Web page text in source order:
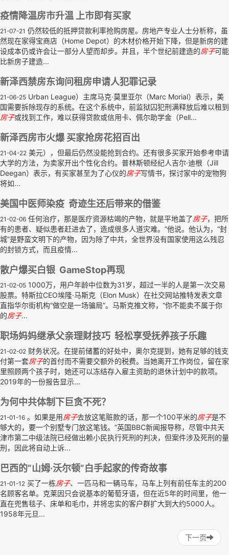
疫情降温房市升温 上市即有买家
21-07-21 仍然较低的抵押贷款利率抢购房屋。房地产专业人士分析称，虽
然现在家得宝商店（Home Depot）的木材价格开始下降，但是新房的建
设成本仍或许会让一部分人望而却步。并且，半个世纪前建造的房子可能
比新房子建造...
新泽西禁房东询问租房申请人犯罪记录
21-06-25 Urban League）主席马克·莫里亚尔（Marc Morial）表示，美
国需要拆除现存的系统。在这个系统中，前监狱囚犯刑满释放后难以租到
房子或找到工作，难以获得贷款或信用卡、佩尔助学金（Pell...
新泽西房市火爆 买家抢房花招百出
21-04-22 美元），但最后仍然没能抢到合约。还有很多买家开始参考申请
大学的方法，为卖家开出个性化合约。普林斯顿经纪人吉尔·迪根（Jill
Deegan）表示，有买家甚至为了心仪的房子写情书，探讨家中的宠物狗
将如...
美国中医师染疫 奇迹生还后带来的借鉴
21-02-06 任何治疗，那是医疗资源枯竭的产物，就是平地盖了房子，把所
有的患者、疑似患者赶进去了，造成很多人道灾难。”他说。他认为，“封
城”是野蛮文明下的产物，因为除了中共，全世界没有国家使用这么残忍
的封锁方式，而且疫情...
散户爆买白银 GameStop再现
21-02-05 1000万，用户年龄中位数为31岁，超过一半的人是第一次交易
股票。特斯拉CEO埃隆·马斯克（Elon Musk）在社交网站推特发表文章
直指华尔街机构“做空是一场骗局”。马斯克推文称，“你不能卖不属于你
的房子...
职场妈妈继承父亲理财技巧 轻松享受抚养孩子乐趣
21-02-02 财务状况。在提前储蓄的好处中，奥尔克提到，她有足够的钱支
付第一套房子的首付而不需要交额外的税费。当她离开工作岗位，留在家
里照顾两个孩子时，她还可以冻结存入雇主资助的退休计划中的款项。
2019年的一份报告显示...
为何中共体制下巨贪不死？
21-01-16 。如果是用房子去放这笔赃款的话，那一个100平米的房子是不
够大的，要一个别墅专门放这笔钱。”英国BBC新闻报导称，尽管中共天
津市第二中级法院已经做出赖小民执行死刑的判决，但案件涉及死刑的量
刑，因此将自动上诉...
巴西的“山姆·沃尔顿”白手起家的传奇故事
21-01-12 买了一栋房子、一匹马和一辆马车，马车上列有前任车主的200
名顾客名单。克莱因只会说基本的葡萄牙语，但在近5年的时间里，他一
直在兜售毯子、床单和毛巾，并将忠实的客户群扩大到大约5000人。
1958年元旦...
下一页